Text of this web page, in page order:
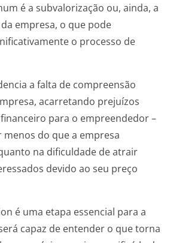
é a subvalorização ou, ainda, a
empresa, o que pode
o processo de
a falta de compreensão
acarretando prejuízos
para o empreendedor –
do que a empresa
na dificuldade de atrair
devido ao seu preço
é uma etapa essencial para a
capaz de entender o que torna